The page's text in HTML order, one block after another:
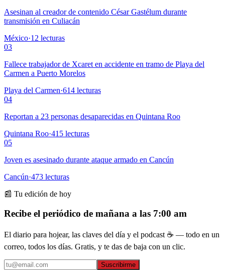
Asesinan al creador de contenido César Gastélum durante
transmisión en Culiacán
México·12 lecturas
03
Fallece trabajador de Xcaret en accidente en tramo de Playa del
Carmen a Puerto Morelos
Playa del Carmen·614 lecturas
04
Reportan a 23 personas desaparecidas en Quintana Roo
Quintana Roo·415 lecturas
05
Joven es asesinado durante ataque armado en Cancún
Cancún·473 lecturas
📰 Tu edición de hoy
Recibe el periódico de mañana a las 7:00 am
El diario para hojear, las claves del día y el podcast ☕ — todo en un
correo, todos los días. Gratis, y te das de baja con un clic.
Suscribirme